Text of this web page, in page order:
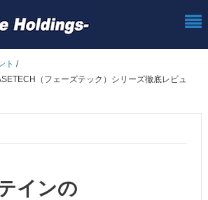
ト /
（フェーズテック）シリーズ徹底レビュ
インの